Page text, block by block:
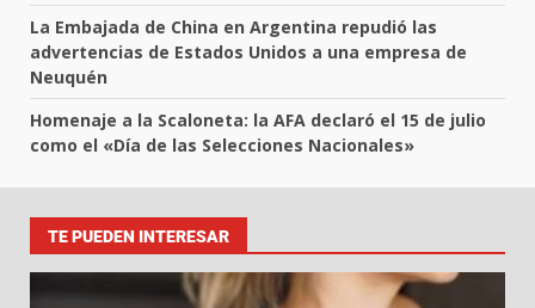
La Embajada de China en Argentina repudió las
advertencias de Estados Unidos a una empresa de
Neuquén
Homenaje a la Scaloneta: la AFA declaró el 15 de julio
como el «Día de las Selecciones Nacionales»
TE PUEDEN INTERESAR